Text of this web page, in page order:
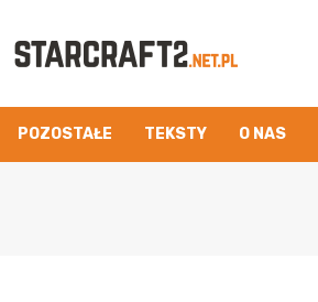
POZOSTAŁE TEKSTY O NAS